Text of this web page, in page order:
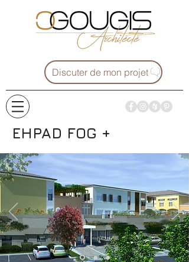
Discuter de mon projet
EHPAD FOG +